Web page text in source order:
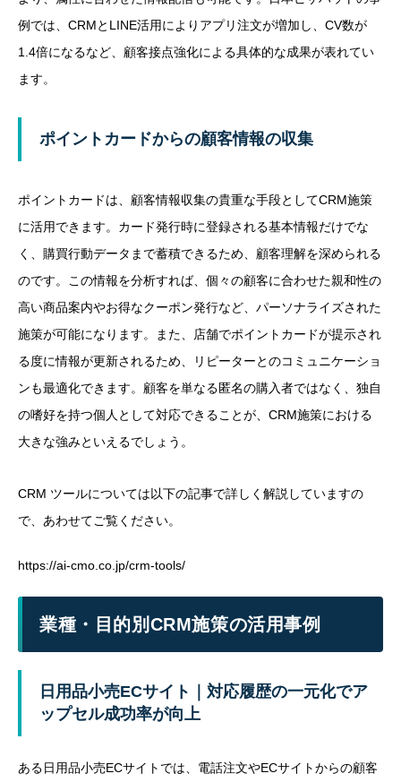
例では、CRMとLINE活用によりアプリ注文が増加し、CV数が
1.4倍になるなど、顧客接点強化による具体的な成果が表れてい
ます。
ポイントカードからの顧客情報の収集
ポイントカードは、顧客情報収集の貴重な手段としてCRM施策
に活用できます。カード発行時に登録される基本情報だけでな
く、購買行動データまで蓄積できるため、顧客理解を深められる
のです。この情報を分析すれば、個々の顧客に合わせた親和性の
高い商品案内やお得なクーポン発行など、パーソナライズされた
施策が可能になります。また、店舗でポイントカードが提示され
る度に情報が更新されるため、リピーターとのコミュニケーショ
ンも最適化できます。顧客を単なる匿名の購入者ではなく、独自
の嗜好を持つ個人として対応できることが、CRM施策における
大きな強みといえるでしょう。
CRM ツールについては以下の記事で詳しく解説していますの
で、あわせてご覧ください。
https://ai-cmo.co.jp/crm-tools/
業種・目的別CRM施策の活用事例
日用品小売ECサイト｜対応履歴の一元化でア
ップセル成功率が向上
ある日用品小売ECサイトでは、電話注文やECサイトからの顧客